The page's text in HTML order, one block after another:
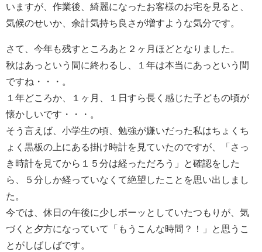
いますが、作業後、綺麗になったお客様のお宅を見ると、
気候のせいか、余計気持ち良さが増すような気分です。
さて、今年も残すところあと２ヶ月ほどとなりました。
秋はあっという間に終わるし、１年は本当にあっという間
ですね・・・。
１年どころか、１ヶ月、１日すら長く感じた子どもの頃が
懐かしいです・・・。
そう言えば、小学生の頃、勉強が嫌いだった私はちょくち
ょく黒板の上にある掛け時計を見ていたのですが、「さっ
き時計を見てから１５分は経っただろう」と確認をした
ら、５分しか経っていなくて絶望したことを思い出しまし
た。
今では、休日の午後に少しボーッとしていたつもりが、気
づくと夕方になっていて「もうこんな時間？！」と思うこ
とがしばしばです。